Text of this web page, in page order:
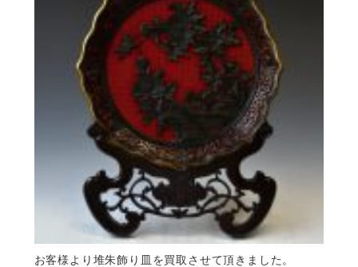
お客様より堆朱飾り皿を買取させて頂きました。